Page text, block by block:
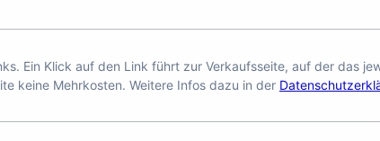
Ein Klick auf den Link führt zur Verkaufsseite, auf der das
keine Mehrkosten. Weitere Infos dazu in der